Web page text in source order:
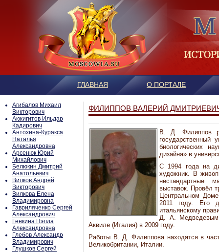
ГЛАВНАЯ О ПОРТАЛЕ
Агибалов Михаил
Викторович
Акжигитов Ильдар
Кадирович
Антохина-Куракса
Наталья
Александровна
Арсенюк Юрий
Михайлович
Белюкин Дмитрий
Анатольевич
Вилков Андрей
Викторович
Вилкова Елена
Владимировна
Гавриляченко Сергей
Александрович
Генкина Нэлла
Александровна
Глебов Александр
Владимирович
Глушков Сергей
ФИЛИППОВ ВАЛЕРИЙ
В. Д. Филиппов
государственный
биологических
дизайна» в
С 1994 года на
художник. В
нестандартные
выставок. Провёл
Центральном
2011 году. Его
итальянскому
Д. А. Медведевым
Аквиле (Италия) в 2009 году.
Работы В. Д. Филиппова находятся в
Великобритании, Италии.